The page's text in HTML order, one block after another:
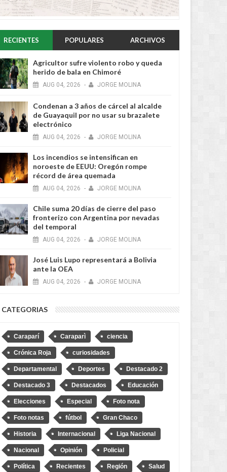
AUG 04, 2026
NACIONAL
Lupo representará a
ante la OEA
“No soy Diprove, no hagan el
ridículo”, dice Loza tras denuncia
RECIENTES POPULARES ARCHIVOS
Agricultor sufre violento robo y queda
herido de bala en Chimoré
AUG 04, 2026 - JORGE MOLINA
Condenan a 3 años de cárcel al alcalde
de Guayaquil por no usar su brazalete
electrónico
AUG 04, 2026 - JORGE MOLINA
Los incendios se intensifican en
noroeste de EEUU: Oregón rompe
récord de área quemada
AUG 04, 2026 - JORGE MOLINA
Chile suma 20 días de cierre del paso
fronterizo con Argentina por nevadas
del temporal
AUG 04, 2026 - JORGE MOLINA
José Luis Lupo representará a Bolivia
ante la OEA
AUG 04, 2026 - JORGE MOLINA
CATEGORIAS
Caraparí Caraparì ciencia
Crónica Roja curiosidades
Departamental Deportes Destacado 2
Destacado 3 Destacados Educación
Elecciones Especial Foto nota
Foto notas fútbol Gran Chaco
Historia Internacional Liga Nacional
Nacional Opinión Policial
Política Recientes Región Salud